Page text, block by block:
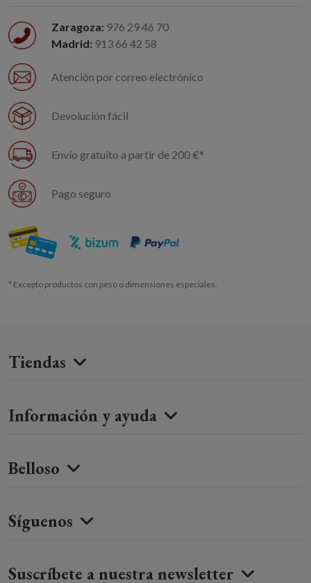
Zaragoza: 976 29 46 70
Madrid: 913 66 42 58
Atención por correo electrónico
Devolución fácil
Envío gratuito a partir de 200 €*
Pago seguro
* Excepto productos con peso o dimensiones especiales.
Tiendas
Información y ayuda
Belloso
Síguenos
Suscríbete a nuestra newsletter